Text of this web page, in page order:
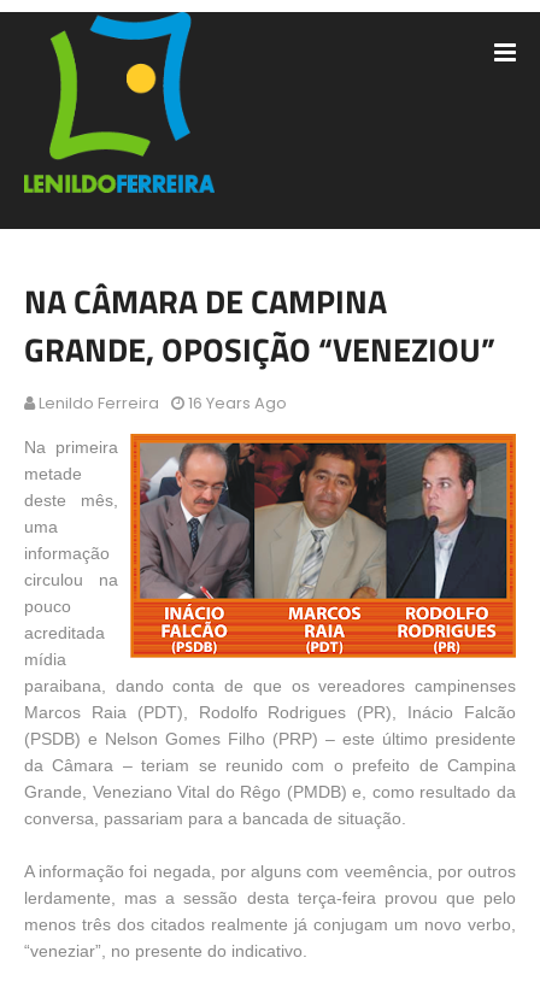
NA CÂMARA DE CAMPINA
GRANDE, OPOSIÇÃO “VENEZIOU”
Lenildo Ferreira 16 Years Ago
Na primeira
metade
deste mês,
uma
informação
circulou na
pouco
acreditada
mídia
paraibana, dando conta de que os vereadores campinenses
Marcos Raia (PDT), Rodolfo Rodrigues (PR), Inácio Falcão
(PSDB) e Nelson Gomes Filho (PRP) – este último presidente
da Câmara – teriam se reunido com o prefeito de Campina
Grande, Veneziano Vital do Rêgo (PMDB) e, como resultado da
conversa, passariam para a bancada de situação.
A informação foi negada, por alguns com veemência, por outros
lerdamente, mas a sessão desta terça-feira provou que pelo
menos três dos citados realmente já conjugam um novo verbo,
“veneziar”, no presente do indicativo.